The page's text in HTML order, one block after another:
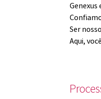
Genexus
Ser
Aqui,